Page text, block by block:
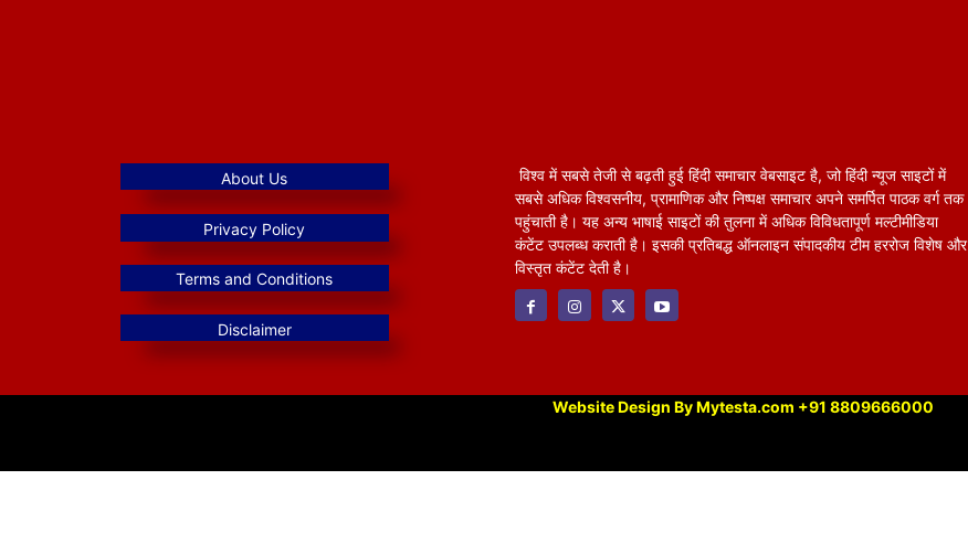
विश्व में सबसे तेजी से बढ़ती हुई हिंदी समाचार वेबसाइट है, जो हिंदी न्यूज साइटों में
सबसे अधिक विश्वसनीय, प्रामाणिक और निष्पक्ष समाचार अपने समर्पित पाठक वर्ग तक
पहुंचाती है। यह अन्य भाषाई साइटों की तुलना में अधिक विविधतापूर्ण मल्टीमीडिया
कंटेंट उपलब्ध कराती है। इसकी प्रतिबद्ध ऑनलाइन संपादकीय टीम हररोज विशेष और
विस्तृत कंटेंट देती है।
Website Design By Mytesta.com +91 8809666000